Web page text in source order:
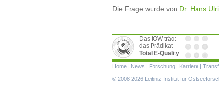
Die Frage wurde von Dr. Hans
Das IOW trägt
das Prädikat
Total E-Quality
Navigation
überspringen
Home | News | Forschung | Karriere |
© 2008-2026 Leibniz-Institut für